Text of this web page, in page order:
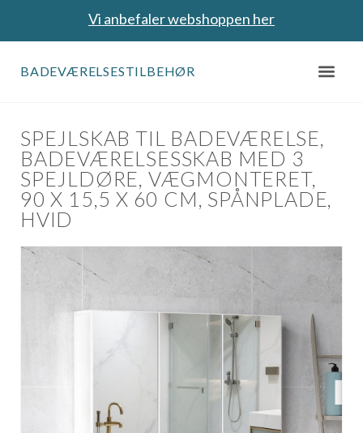
Vi anbefaler webshoppen her
BADEVÆRELSESTILBEHØR
SPEJLSKAB TIL BADEVÆRELSE,
BADEVÆRELSESSKAB MED 3
SPEJLDØRE, VÆGMONTERET,
90 X 15,5 X 60 CM, SPÅNPLADE,
HVID